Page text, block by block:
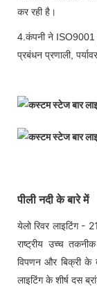
कर रही है।
4.कंपनी ने ISO9001
प्रबंधन प्रणाली,
पीली नदी के बारे में
येलो रिवर लाइटिंग -
राष्ट्रीय उच्च
विपणन और बिक्री के
लाइटिंग के शीर्ष दस